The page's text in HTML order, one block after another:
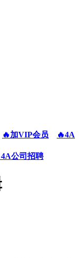
🔥加VIP会员
🔥4A
公司招聘